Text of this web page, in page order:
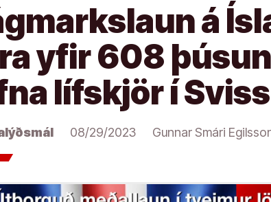
á
yfir 608
lífskjör í Sviss
08/29/2023 Gunnar Smári